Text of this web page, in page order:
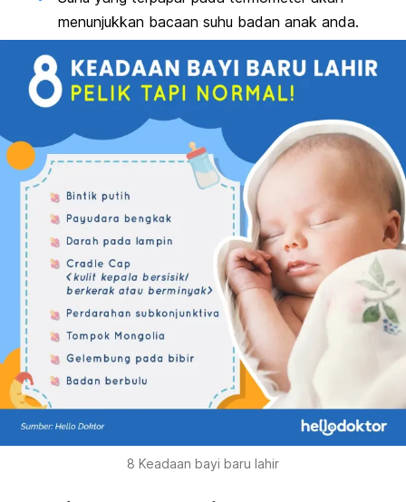
menunjukkan bacaan suhu badan anak anda.
8 Keadaan bayi baru lahir